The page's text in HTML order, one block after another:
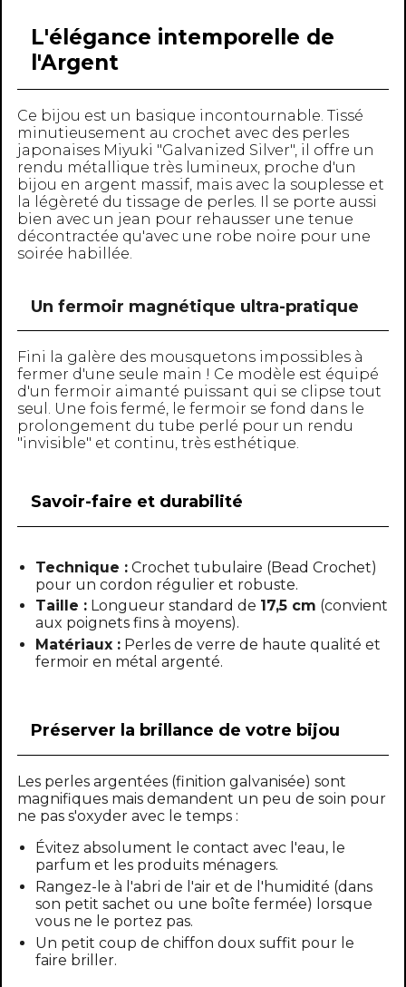
L'élégance intemporelle de
l'Argent
Ce bijou est un basique incontournable. Tissé
minutieusement au crochet avec des perles
japonaises Miyuki "Galvanized Silver", il offre un
rendu métallique très lumineux, proche d'un
bijou en argent massif, mais avec la souplesse et
la légèreté du tissage de perles. Il se porte aussi
bien avec un jean pour rehausser une tenue
décontractée qu'avec une robe noire pour une
soirée habillée.
Un fermoir magnétique ultra-pratique
Fini la galère des mousquetons impossibles à
fermer d'une seule main ! Ce modèle est équipé
d'un fermoir aimanté puissant qui se clipse tout
seul. Une fois fermé, le fermoir se fond dans le
prolongement du tube perlé pour un rendu
"invisible" et continu, très esthétique.
Savoir-faire et durabilité
Technique : Crochet tubulaire (Bead Crochet)
pour un cordon régulier et robuste.
Taille : Longueur standard de 17,5 cm (convient
aux poignets fins à moyens).
Matériaux : Perles de verre de haute qualité et
fermoir en métal argenté.
Préserver la brillance de votre bijou
Les perles argentées (finition galvanisée) sont
magnifiques mais demandent un peu de soin pour
ne pas s'oxyder avec le temps :
Évitez absolument le contact avec l'eau, le
parfum et les produits ménagers.
Rangez-le à l'abri de l'air et de l'humidité (dans
son petit sachet ou une boîte fermée) lorsque
vous ne le portez pas.
Un petit coup de chiffon doux suffit pour le
faire briller.